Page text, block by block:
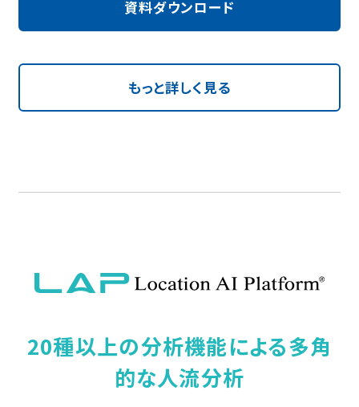
資料ダウンロード
もっと詳しく見る
20種以上の分析機能による多角
的な人流分析